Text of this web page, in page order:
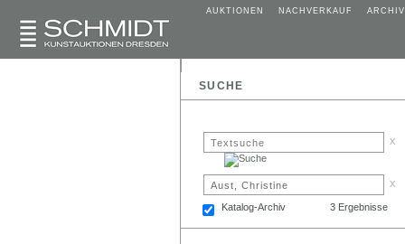
AUKTIONEN NACHVERKAUF ARCHIV
SUCHE
x
x
Katalog-Archiv 3 Ergebnisse